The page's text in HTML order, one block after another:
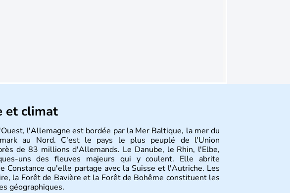
et climat
l'Allemagne est bordée par la Mer Baltique, la mer du
au Nord. C'est le pays le plus peuplé de l'Union
de 83 millions d'Allemands. Le Danube, le Rhin, l'Elbe,
uns des fleuves majeurs qui y coulent. Elle abrite
Constance qu'elle partage avec la Suisse et l'Autriche. Les
la Forêt de Bavière et la Forêt de Bohême constituent les
géographiques.